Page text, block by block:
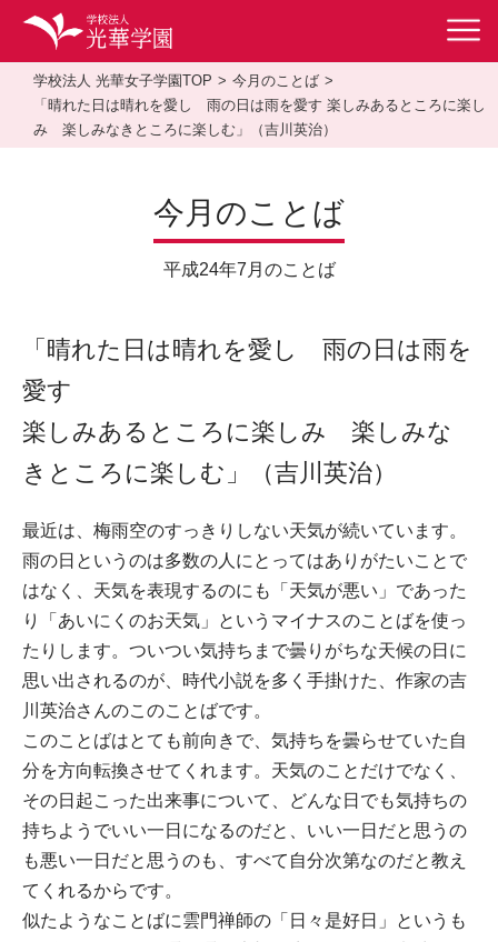
学校法人 光華女子学園TOP
今月のことば
「晴れた日は晴れを愛し 雨の日は雨を愛す 楽しみあるところに楽し
み 楽しみなきところに楽しむ」（吉川英治）
今月のことば
平成24年7月のことば
「晴れた日は晴れを愛し 雨の日は雨を
愛す
楽しみあるところに楽しみ 楽しみな
きところに楽しむ」（吉川英治）
最近は、梅雨空のすっきりしない天気が続いています。
雨の日というのは多数の人にとってはありがたいことで
はなく、天気を表現するのにも「天気が悪い」であった
り「あいにくのお天気」というマイナスのことばを使っ
たりします。ついつい気持ちまで曇りがちな天候の日に
思い出されるのが、時代小説を多く手掛けた、作家の吉
川英治さんのこのことばです。
このことばはとても前向きで、気持ちを曇らせていた自
分を方向転換させてくれます。天気のことだけでなく、
その日起こった出来事について、どんな日でも気持ちの
持ちようでいい一日になるのだと、いい一日だと思うの
も悪い一日だと思うのも、すべて自分次第なのだと教え
てくれるからです。
似たようなことばに雲門禅師の「日々是好日」というも